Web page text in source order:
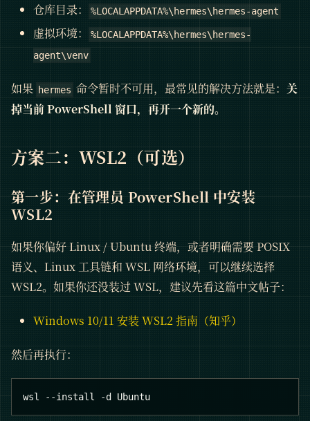
仓库目录： %LOCALAPPDATA%\hermes\hermes-agent
虚拟环境：
%LOCALAPPDATA%\hermes\hermes-
agent\venv
如果 hermes 命令暂时不可用，最常见的解决方法就是：关
掉当前 PowerShell 窗口，再开一个新的。
方案二：WSL2（可选）
第一步：在管理员 PowerShell 中安装
WSL2
如果你偏好 Linux / Ubuntu 终端，或者明确需要 POSIX
语义、Linux 工具链和 WSL 网络环境，可以继续选择
WSL2。如果你还没装过 WSL，建议先看这篇中文帖子：
Windows 10/11 安装 WSL2 指南（知乎）
然后再执行：
wsl --install -d Ubuntu